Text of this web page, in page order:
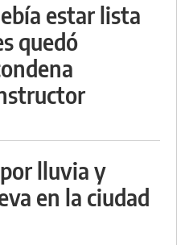
estar lista
quedó
lluvia y
en la ciudad